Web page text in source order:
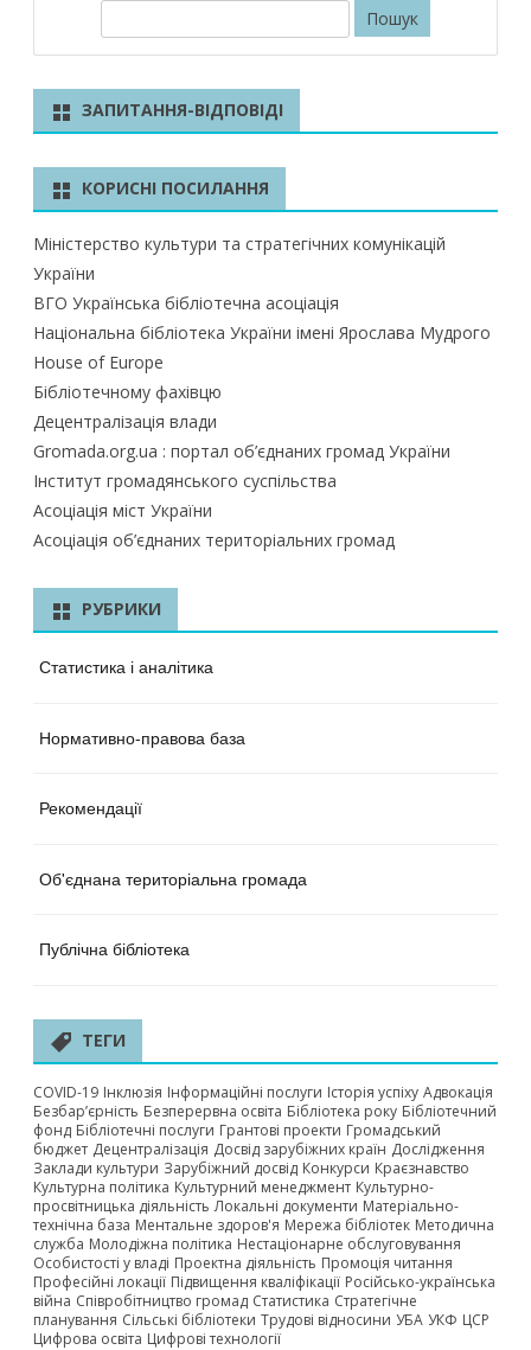
к
ЗАПИТАННЯ-ВІДПОВІДІ
КОРИСНІ ПОСИЛАННЯ
Міністерство культури та стратегічних комунікацій
України
ВГО Українська бібліотечна асоціація
Національна бібліотека України імені Ярослава Мудрого
House of Europe
Бібліотечному фахівцю
Децентралізація влади
Gromada.org.ua : портал об’єднаних громад України
Інститут громадянського суспільства
Асоціація міст України
Асоціація об’єднаних територіальних громад
РУБРИКИ
Статистика і аналітика
Нормативно-правова база
Рекомендації
Об'єднана територіальна громада
Публічна бібліотека
ТЕГИ
COVID-19 Інклюзія Інформаційні послуги Історія успіху Адвокація
Безбар’єрність Безперервна освіта Бібліотека року Бібліотечний
фонд Бібліотечні послуги Грантові проекти Громадський
бюджет Децентралізація Досвід зарубіжних країн Дослідження
Заклади культури Зарубіжний досвід Конкурси Краєзнавство
Культурна політика Культурний менеджмент Культурно-
просвітницька діяльність Локальні документи Матеріально-
технічна база Ментальне здоров'я Мережа бібліотек Методична
служба Молодіжна політика Нестаціонарне обслуговування
Особистості у владі Проектна діяльність Промоція читання
Професійні локації Підвищення кваліфікації Російсько-українська
війна Співробітництво громад Статистика Стратегічне
планування Сільські бібліотеки Трудові відносини УБА УКФ ЦСР
Цифрова освіта Цифрові технології